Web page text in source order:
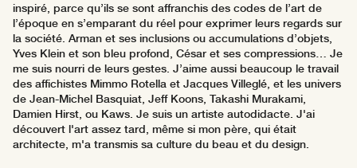
inspiré, parce qu’ils se sont affranchis des codes de l’art de
l’époque en s’emparant du réel pour exprimer leurs regards sur
la société. Arman et ses inclusions ou accumulations d’objets,
Yves Klein et son bleu profond, César et ses compressions… Je
me suis nourri de leurs gestes. J’aime aussi beaucoup le travail
des affichistes Mimmo Rotella et Jacques Villeglé, et les univers
de Jean-Michel Basquiat, Jeff Koons, Takashi Murakami,
Damien Hirst, ou Kaws. Je suis un artiste autodidacte. J'ai
découvert l'art assez tard, même si mon père, qui était
architecte, m'a transmis sa culture du beau et du design.